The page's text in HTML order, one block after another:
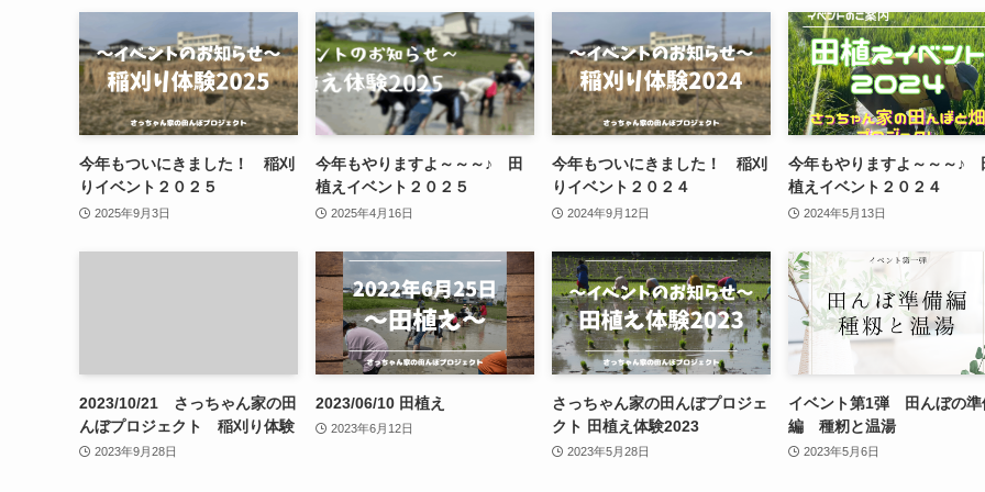
今年もついにきました！ 稲刈
りイベント２０２５
2025年9月3日
今年もやりますよ～～～♪ 田
植えイベント２０２５
2025年4月16日
今年もついにきました！ 稲刈
りイベント２０２４
2024年9月12日
今年もやりますよ～～～♪
植えイベント２０２４
2024年5月13日
2023/10/21 さっちゃん家の田
んぼプロジェクト 稲刈り体験
2023年9月28日
2023/06/10 田植え
2023年6月12日
さっちゃん家の田んぼプロジェ
クト 田植え体験2023
2023年5月28日
イベント第1弾 田んぼの準
編 種籾と温湯
2023年5月6日